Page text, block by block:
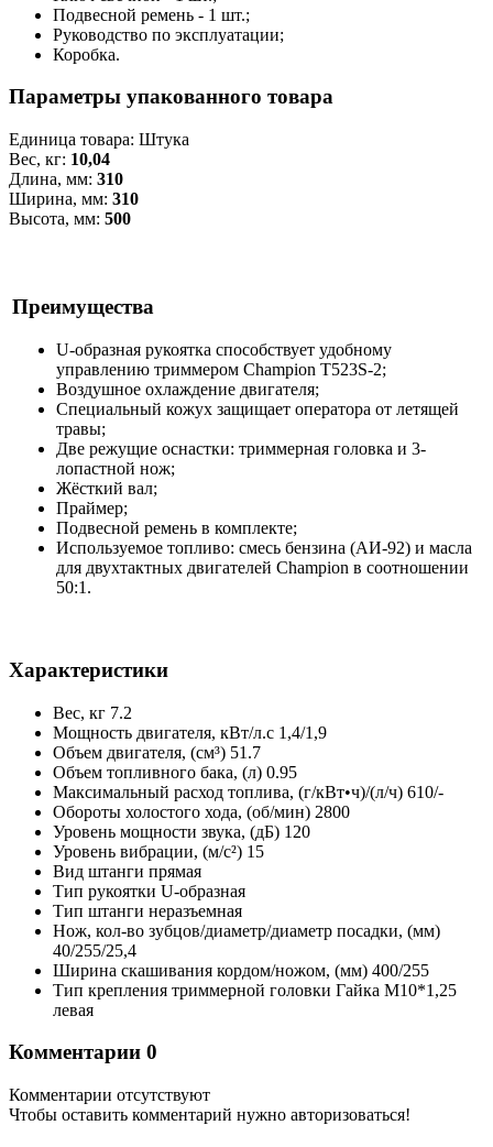
Подвесной ремень - 1 шт.;
Руководство по эксплуатации;
Коробка.
Параметры упакованного товара
Единица товара: Штука
Вес, кг: 10,04
Длина, мм: 310
Ширина, мм: 310
Высота, мм: 500
Преимущества
U-образная рукоятка способствует удобному
управлению триммером Champion Т523S-2;
Воздушное охлаждение двигателя;
Специальный кожух защищает оператора от летящей
травы;
Две режущие оснастки: триммерная головка и 3-
лопастной нож;
Жёсткий вал;
Праймер;
Подвесной ремень в комплекте;
Используемое топливо: смесь бензина (АИ-92) и масла
для двухтактных двигателей Champion в соотношении
50:1.
Характеристики
Вес, кг 7.2
Мощность двигателя, кВт/л.с 1,4/1,9
Объем двигателя, (см³) 51.7
Объем топливного бака, (л) 0.95
Максимальный расход топлива, (г/кВт•ч)/(л/ч) 610/-
Обороты холостого хода, (об/мин) 2800
Уровень мощности звука, (дБ) 120
Уровень вибрации, (м/с²) 15
Вид штанги прямая
Тип рукоятки U-образная
Тип штанги неразъемная
Нож, кол-во зубцов/диаметр/диаметр посадки, (мм)
40/255/25,4
Ширина cкашивания кордом/ножом, (мм) 400/255
Тип крепления триммерной головки Гайка М10*1,25
левая
Комментарии 0
Комментарии отсутствуют
Чтобы оставить комментарий нужно авторизоваться!